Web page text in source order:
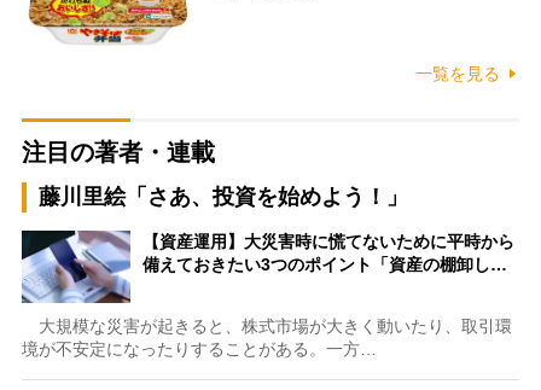
一覧を見る
注目の著者・連載
藤川里絵「さあ、投資を始めよう！」
【資産運用】大災害時に慌てないために平時から
備えておきたい3つのポイント「資産の棚卸し…
大規模な災害が起きると、株式市場が大きく動いたり、取引環
境が不安定になったりすることがある。一方…